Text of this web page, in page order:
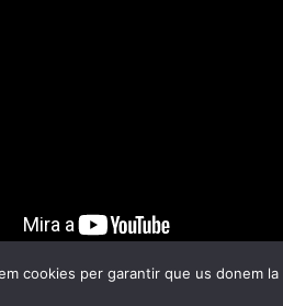
cookies per garantir que us donem